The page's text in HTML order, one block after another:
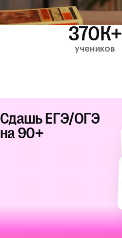
370К+
учеников
Сдашь ЕГЭ/ОГЭ
на 90+